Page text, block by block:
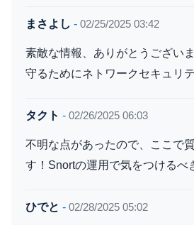
まさよし - 02/25/2025 03:42
素敵な情報、ありがとうござい
守るためにネトワークセキュリ
タクト - 02/26/2025 06:03
不明な点があったので、ここで
す！Snortの運用で気をつけるべ
ひでと - 02/28/2025 05:02